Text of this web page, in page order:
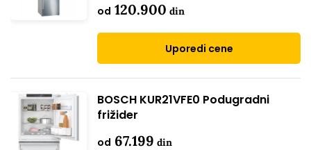
od 120.900 din
Uporedi cene
BOSCH KUR21VFE0 Podugradni
frižider
od 67.199 din